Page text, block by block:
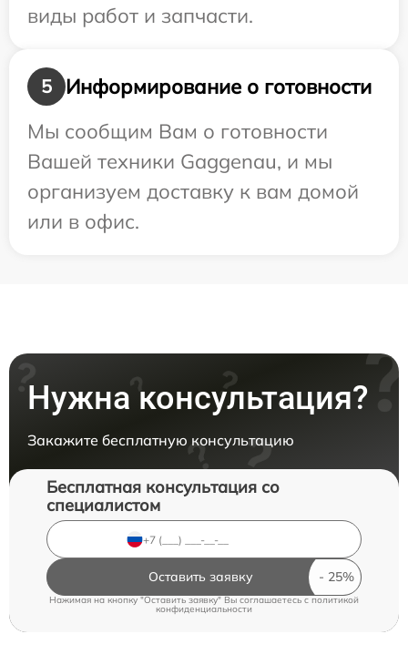
виды работ и запчасти.
5
Информирование о готовности
Мы сообщим Вам о готовности
Вашей техники Gaggenau, и мы
организуем доставку к вам домой
или в офис.
Нужна консультация?
Закажите бесплатную консультацию
Бесплатная консультация со
специалистом
Оставить заявку
Нажимая на кнопку "Оставить заявку" Вы соглашаетесь c политикой
конфиденциальности